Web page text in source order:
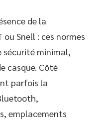
de la
Snell : ces normes
sécurité minimal,
casque. Côté
parfois la
emplacements